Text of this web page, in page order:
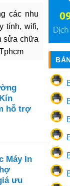
các nhu
tính, wifi,
sửa chữa
hỗ trợ
Máy In
ưu